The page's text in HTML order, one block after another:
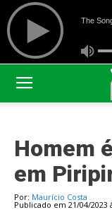
Homem
em
Por: Maurício Costa
Publicado em 21/04/2023